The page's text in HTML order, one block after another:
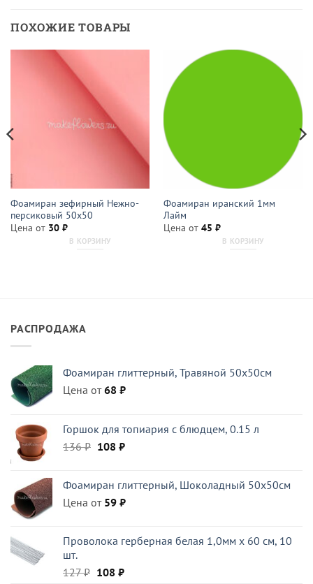
ПОХОЖИЕ ТОВАРЫ
Фоамиран зефирный Нежно-
персиковый 50х50
Цена от 30 ₽
В КОРЗИНУ
Фоамиран иранский 1мм
Лайм
Цена от 45 ₽
В КОРЗИНУ
РАСПРОДАЖА
Фоамиран глиттерный, Травяной 50x50см
Цена от68 ₽
Горшок для топиария с блюдцем, 0.15 л
136₽ Первоначальная
136 ₽.
108 ₽Текущая
Фоамиран глиттерный, Шоколадный 50x50см
Цена от 59 ₽
Проволока герберная белая 1,0мм x 60 см, 10
шт.
127₽ Первоначальная
108 ₽Текущая